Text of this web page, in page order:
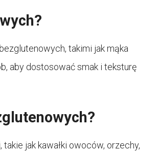
takimi jak mąka
aby dostosować smak i teksturę
jak kawałki owoców, orzechy,